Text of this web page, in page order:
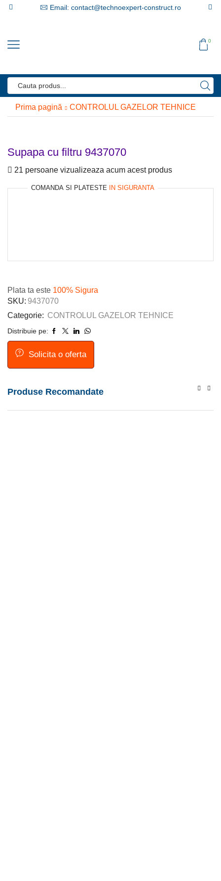
Email: contact@technoexpert-construct.ro
0
input
Prima pagină CONTROLUL GAZELOR TEHNICE
Supapa cu filtru 9437070
21 persoane vizualizeaza acum acest produs
COMANDA SI PLATESTE IN SIGURANTA
Plata ta este 100% Sigura
SKU: 9437070
Categorie: CONTROLUL GAZELOR TEHNICE
Distribuie pe:
Solicita o oferta
Produse Recomandate